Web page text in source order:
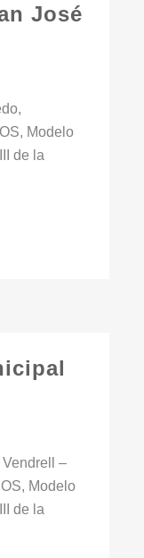
José
Modelo
de la
–
Modelo
de la